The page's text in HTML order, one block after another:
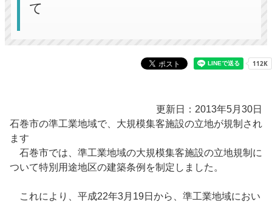
て
更新日：2013年5月30日
石巻市の準工業地域で、大規模集客施設の立地が規制され
ます
石巻市では、準工業地域の大規模集客施設の立地規制に
ついて特別用途地区の建築条例を制定しました。
これにより、平成22年3月19日から、準工業地域におい